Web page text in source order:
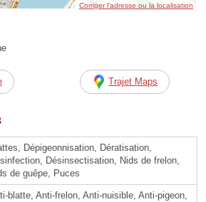
Corriger l’adresse ou la localisation
Trajet Maps
Dépigeonnisation, Dératisation,
Désinsectisation, Nids de frelon,
de guêpe, Puces
blatte, Anti-frelon, Anti-nuisible, Anti-pigeon,